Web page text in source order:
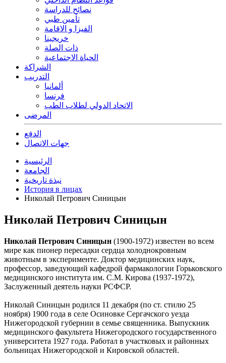
نصائح للدراسة
تأمين طبي
الفيزا و الاقامة
خريجينا
ذات الصلة
الحياة الاجتماعية
الشراكة
التدريب
ألمانيا
فرنسا
الاتحاد الدولي لطلاب الطب
المرضى
الدفع
جهات الاتصال
الرئيسية
الجامعة
نبذة تاريخية
История в лицах
Николай Петрович Синицын
Николай Петрович Синицын
Николай Петрович Синицын (1900-1972) известен во всем
мире как пионер пересадки сердца холоднокровным
животным в эксперименте. Доктор медицинских наук,
профессор, заведующий кафедрой фармакологии Горьковского
медицинского института им. С.М. Кирова (1937-1972),
Заслуженный деятель науки РСФСР.
Николай Синицын родился 11 декабря (по ст. стилю 25
ноября) 1900 года в селе Осиновке Сергачского уезда
Нижегородской губернии в семье священника. Выпускник
медицинского факультета Нижегородского государственного
университета 1927 года. Работал в участковых и районных
больницах Нижегородской и Кировской областей.